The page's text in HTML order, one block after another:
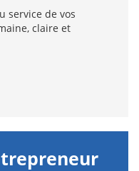
service de vos
claire et